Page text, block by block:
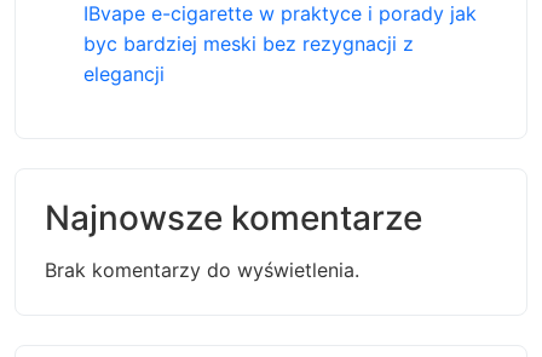
IBvape e-cigarette w praktyce i porady jak
byc bardziej meski bez rezygnacji z
elegancji
Najnowsze komentarze
Brak komentarzy do wyświetlenia.